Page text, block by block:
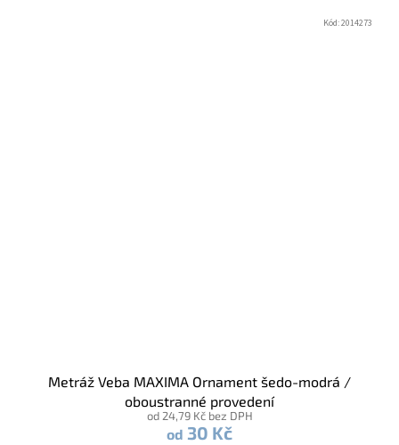
Metráž Veba MAXIMA Ornament šedo-modrá /
oboustranné provedení
od 24,79 Kč bez DPH
od 30 Kč
Kód:2014273